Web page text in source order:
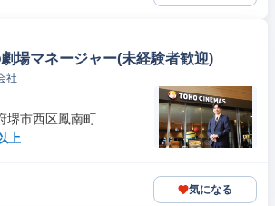
場マネージャー(未経験者歓迎)
社
堺市西区鳳南町
上
気になる